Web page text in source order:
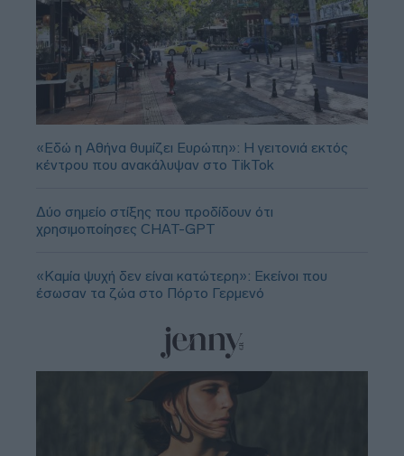
«Εδώ η Αθήνα θυμίζει Ευρώπη»: H γειτονιά εκτός
κέντρου που ανακάλυψαν στο TikTok
Δύο σημείο στίξης που προδίδουν ότι
χρησιμοποίησες CHAT-GPT
«Καμία ψυχή δεν είναι κατώτερη»: Εκείνοι που
έσωσαν τα ζώα στο Πόρτο Γερμενό